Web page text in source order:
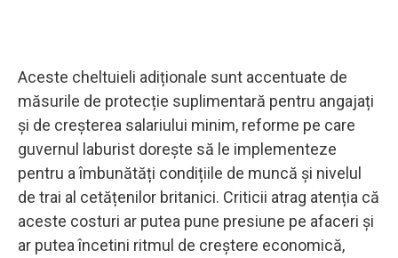
Aceste cheltuieli adiționale sunt accentuate de
măsurile de protecție suplimentară pentru angajați
și de creșterea salariului minim, reforme pe care
guvernul laburist dorește să le implementeze
pentru a îmbunătăți condițiile de muncă și nivelul
de trai al cetățenilor britanici. Criticii atrag atenția că
aceste costuri ar putea pune presiune pe afaceri și
ar putea încetini ritmul de creștere economică,